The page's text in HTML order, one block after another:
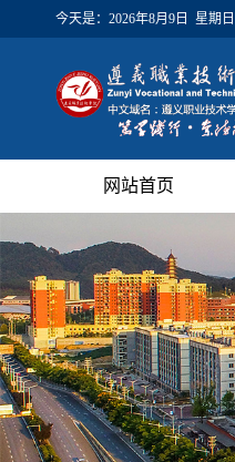
今天是： 2026年8月9日 星期日
网站首页